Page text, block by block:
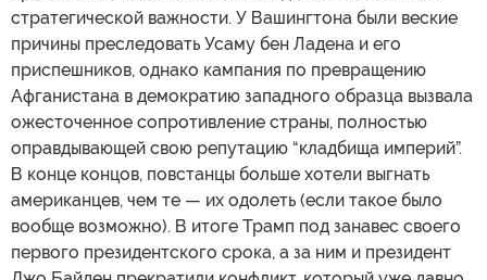
стратегической важности. У Вашингтона были веские
причины преследовать Усаму бен Ладена и его
приспешников, однако кампания по превращению
Афганистана в демократию западного образца вызвала
ожесточенное сопротивление страны, полностью
оправдывающей свою репутацию “кладбища империй”.
В конце концов, повстанцы больше хотели выгнать
американцев, чем те — их одолеть (если такое было
вообще возможно). В итоге Трамп под занавес своего
первого президентского срока, а за ним и президент